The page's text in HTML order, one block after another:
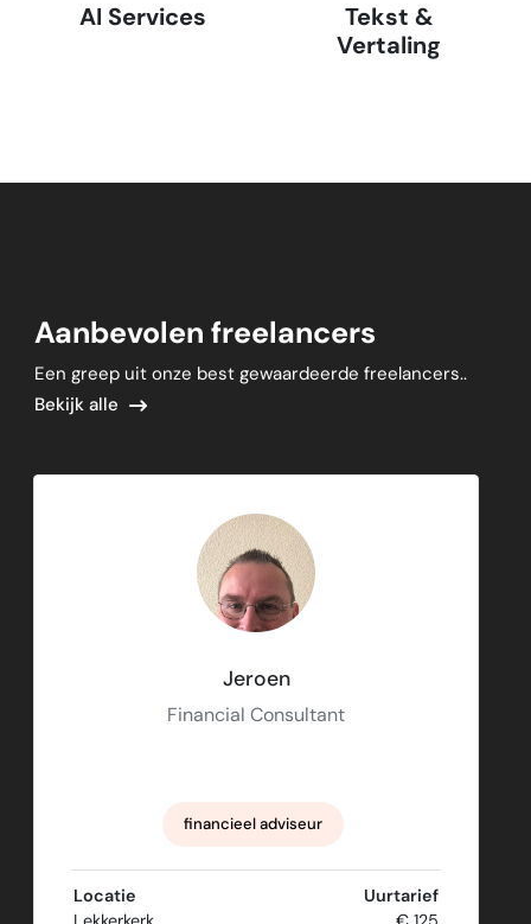
AI Services
Tekst &
Vertaling
Aanbevolen freelancers
Een greep uit onze best gewaardeerde freelancers..
Bekijk alle
Jeroen
Financial Consultant
financieel adviseur
strategisch & verandermanagement
Locatie
Uurtarief